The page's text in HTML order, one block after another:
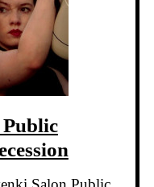
Public